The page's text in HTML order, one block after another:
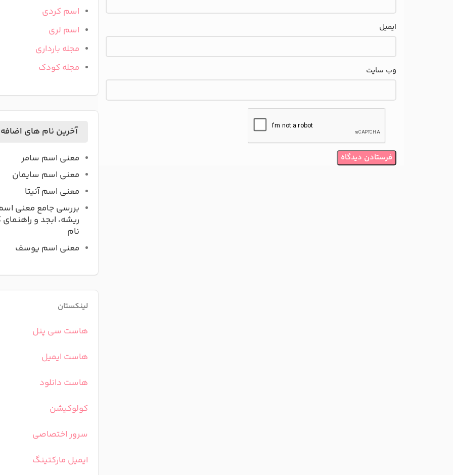
ایمیل
وب‌ سایت
اسم کردی
اسم لری
مجله بارداری
مجله کودک
آخرین نام های
معنی اسم سامر
معنی اسم سایمان
معنی اسم آنیتا
بررسی جامع معنی
ریشه، ابجد و
نام
معنی اسم یوسف
لینکستان
هاست سی پنل
هاست ایمیل
هاست دانلود
کولوکیشن
سرور اختصاصی
ایمیل مارکتینگ